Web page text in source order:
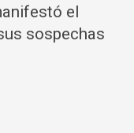
el
sospechas